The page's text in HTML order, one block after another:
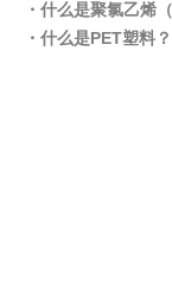
・什么是聚氯乙烯
・什么是PET塑料？